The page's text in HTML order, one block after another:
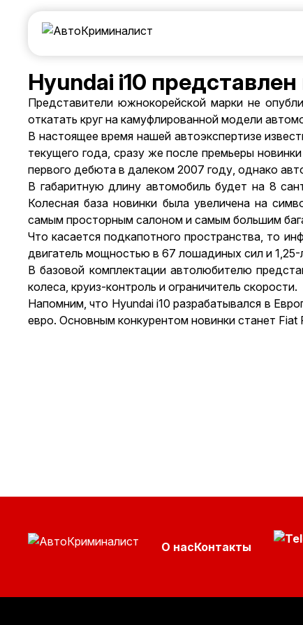
Hyundai i10
Представители южнокорейской марки не
откатать круг на камуфлированной модели
В настоящее время нашей автоэкспертизе
текущего года, сразу же после премьеры
первого дебюта в далеком 2007 году, однако
В габаритную длину автомобиль будет на 8
Колесная база новинки была увеличена на
самым просторным салоном и самым большим
Что касается подкапотного пространства, то
двигатель мощностью в 67 лошадиных сил и
В базовой комплектации автолюбителю
колеса, круиз-контроль и ограничитель скорости.
Напомним, что Hyundai i10 разрабатывался в
евро. Основным конкурентом новинки станет
О насКонтакты